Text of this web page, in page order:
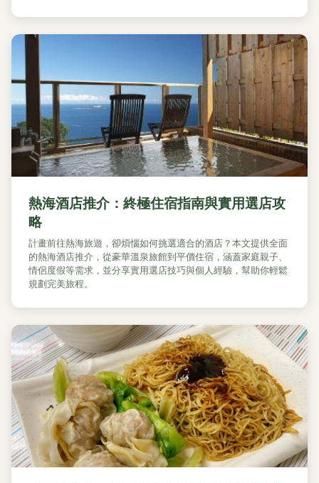
熱海酒店推介：終極住宿指南與實用選店攻
略
計畫前往熱海旅遊，卻煩惱如何挑選適合的酒店？本文提供全面
的熱海酒店推介，從豪華溫泉旅館到平價住宿，涵蓋家庭親子、
情侶度假等需求，並分享實用選店技巧與個人經驗，幫助你輕鬆
規劃完美旅程。